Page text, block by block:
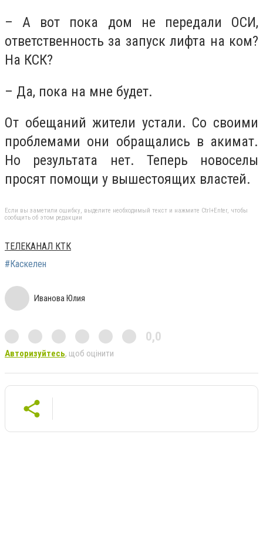
– А вот пока дом не передали ОСИ,
ответственность за запуск лифта на ком?
На КСК?
– Да, пока на мне будет.
От обещаний жители устали. Со своими
проблемами они обращались в акимат.
Но результата нет. Теперь новоселы
просят помощи у вышестоящих властей.
Если вы заметили ошибку, выделите необходимый текст и нажмите Ctrl+Enter, чтобы
сообщить об этом редакции
ТЕЛЕКАНАЛ КТК
#Каскелен
Иванова Юлия
0,0
Авторизуйтесь, щоб оцінити